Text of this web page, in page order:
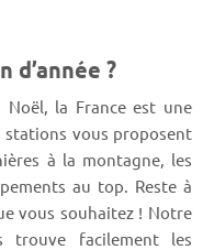
d’année ?
la France est une
vous proposent
à la montagne, les
au top. Reste à
vous souhaitez ! Notre
trouve facilement les